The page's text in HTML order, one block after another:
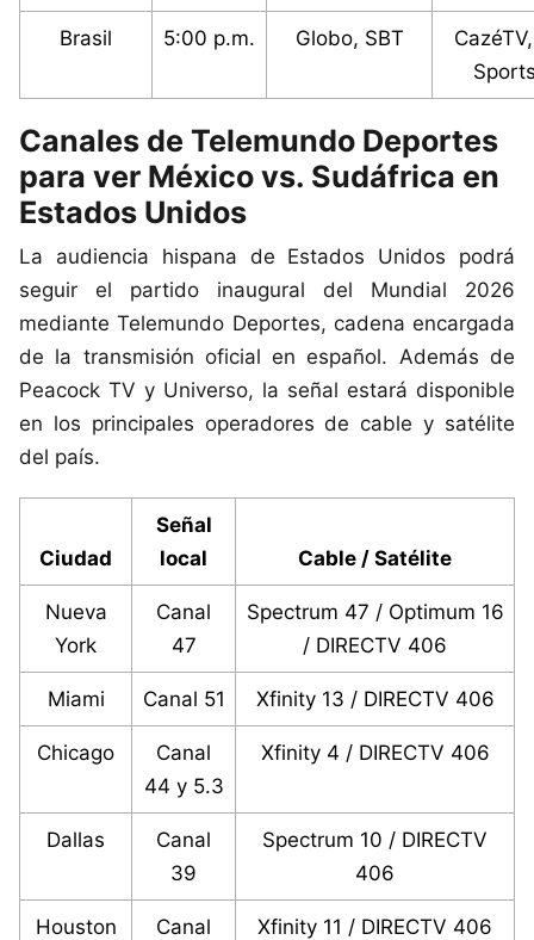
Brasil 5:00 p.m. Globo, SBT
Canales de Telemundo Deportes
para ver México vs. Sudáfrica en
Estados Unidos
La audiencia hispana de Estados Unidos podrá
seguir el partido inaugural del Mundial 2026
mediante Telemundo Deportes, cadena encargada
de la transmisión oficial en español. Además de
Peacock TV y Universo, la señal estará disponible
en los principales operadores de cable y satélite
del país.
Ciudad
Señal
local
Cable / Satélite
Nueva
York
Canal
47
Spectrum 47 / Optimum 16
/ DIRECTV 406
Miami Canal 51 Xfinity 13 / DIRECTV 406
Chicago
Canal
44 y 5.3
Xfinity 4 / DIRECTV 406
Dallas
Canal
39
Spectrum 10 / DIRECTV
406
Houston
Canal
Xfinity 11 / DIRECTV 406